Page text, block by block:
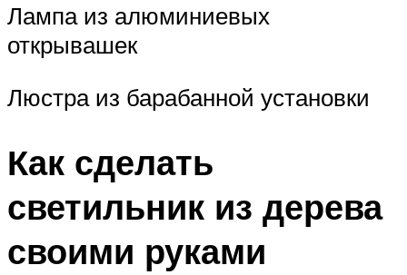
Лампа из алюминиевых
открывашек
Люстра из барабанной установки
Как сделать
светильник из дерева
своими руками